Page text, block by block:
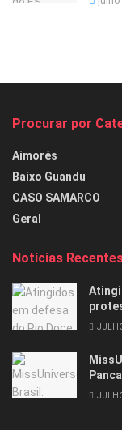
Procurar por
Aimorés
Baixo Guandu
CASO SAMARCO
Geral
Notícias